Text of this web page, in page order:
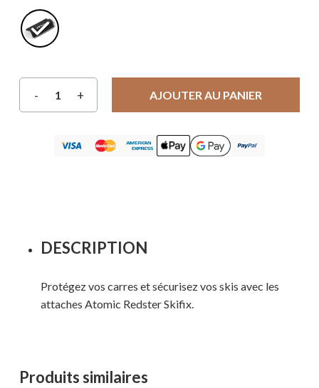
AJOUTER AU PANIER
DESCRIPTION
Protégez vos carres et sécurisez vos skis avec les
attaches Atomic Redster Skifix.
Produits similaires